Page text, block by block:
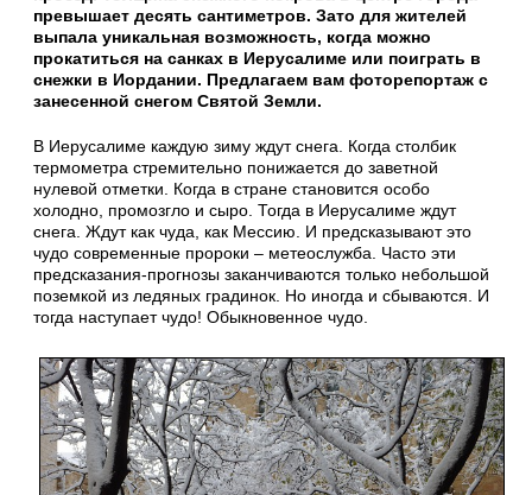
превышает десять сантиметров. Зато для жителей
выпала уникальная возможность, когда можно
прокатиться на санках в Иерусалиме или поиграть в
снежки в Иордании. Предлагаем вам фоторепортаж с
занесенной снегом Святой Земли.
В Иерусалиме каждую зиму ждут снега. Когда столбик
термометра стремительно понижается до заветной
нулевой отметки. Когда в стране становится особо
холодно, промозгло и сыро. Тогда в Иерусалиме ждут
снега. Ждут как чуда, как Мессию. И предсказывают это
чудо современные пророки – метеослужба. Часто эти
предсказания-прогнозы заканчиваются только небольшой
поземкой из ледяных градинок. Но иногда и сбываются. И
тогда наступает чудо! Обыкновенное чудо.